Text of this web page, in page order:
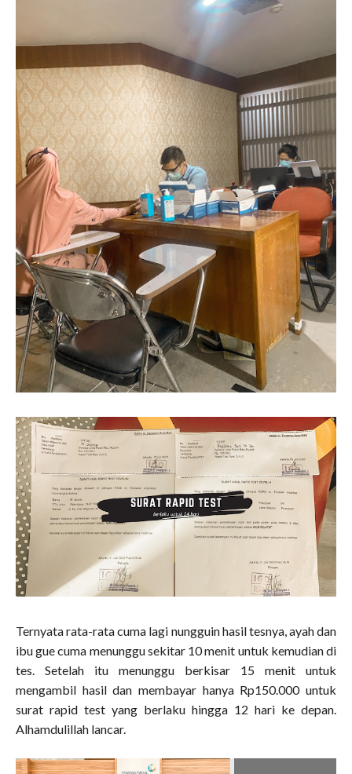
Ternyata rata-rata cuma lagi nungguin hasil tesnya, ayah dan
ibu gue cuma menunggu sekitar 10 menit untuk kemudian di
tes. Setelah itu menunggu berkisar 15 menit untuk
mengambil hasil dan membayar hanya Rp150.000 untuk
surat rapid test yang berlaku hingga 12 hari ke depan.
Alhamdulillah lancar.